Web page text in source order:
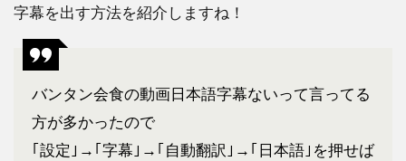
3
と
め
字幕を出す方法を紹介しますね！
バンタン会食の動画日本語字幕ないって言ってる
方が多かったので
｢設定｣→｢字幕｣→｢自動翻訳｣→｢日本語｣を押せば